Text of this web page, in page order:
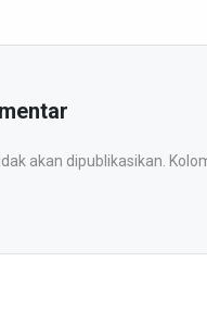
akan dipublikasikan.